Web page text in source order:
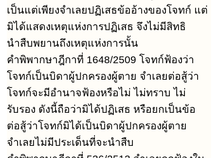
เป็นแต่เพียงจำเลยปฏิเสธข้ออ้างของโจทก์ แต่
มิได้แสดงเหตุแห่งการปฏิเสธ จึงไม่มีสิทธิ
นำสืบพยานถึงเหตุแห่งการนั้น
คำพิพากษาฎีกาที่ 1648/2509โจทก์ฟ้องว่า
โจทก์เป็นบิดาผู้ปกครองผู้ตาย จำเลยต่อสู้ว่า
โจทก์จะมีอำนาจฟ้องหรือไม่ ไม่ทราบ ไม่
รับรอง ดังนี้ถือว่ามิได้ปฏิเสธ หรือยกเป็นข้อ
ต่อสู้ว่าโจทก์มิได้เป็นบิดาผู้ปกครองผู้ตาย
จำเลยไม่มีประเด็นที่จะนำสืบ